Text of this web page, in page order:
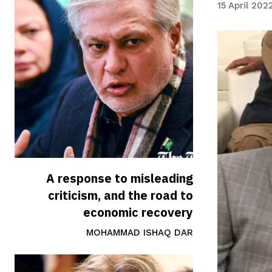
A response to misleading
criticism, and the road to
economic recovery
MOHAMMAD ISHAQ DAR
15 April